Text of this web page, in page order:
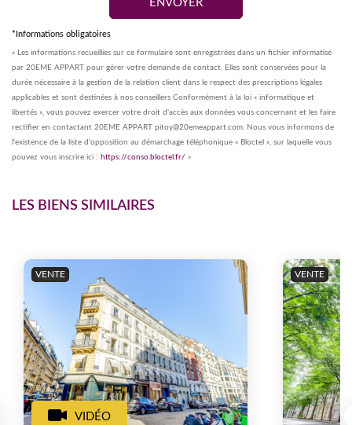
*Informations obligatoires
« Les informations recueillies sur ce formulaire sont enregistrées dans un fichier informatisé
par 20EME APPART pour gérer votre demande de contact. Elles sont conservées pour la
durée nécessaire à la gestion de la relation client dans le respect des prescriptions légales
applicables et sont destinées à nos conseillers Conformément à la loi « informatique et
libertés », vous pouvez exercer votre droit d'accès aux données vous concernant et les faire
rectifier en contactant 20EME APPART pitoy@20emeappart.com. Nous vous informons de
l'existence de la liste d'opposition au démarchage téléphonique « Bloctel », sur laquelle vous
pouvez vous inscrire ici : https://conso.bloctel.fr/ »
LES BIENS SIMILAIRES
VENTE
VIDÉO
VENTE